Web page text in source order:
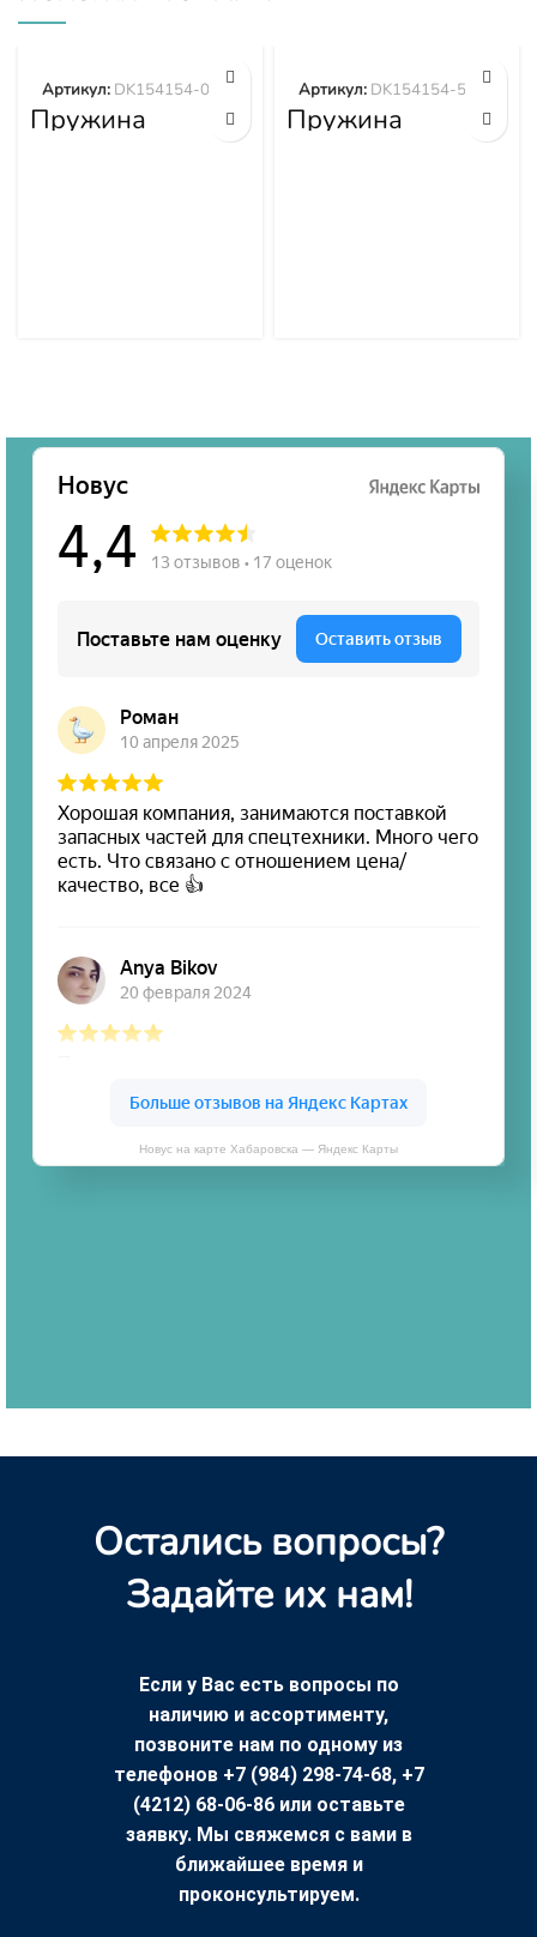
Пружина
DK154154-0701
Артикул: DK154154-0701
Пружина
DK154154-5200
Артикул: DK154154-5200
Новус на карте Хабаровска — Яндекс Карты
Остались вопросы?
Задайте их нам!
Если у Вас есть вопросы по
наличию и ассортименту,
позвоните нам по одному из
телефонов +7 (984) 298-74-68, +7
(4212) 68-06-86 или оставьте
заявку. Мы свяжемся с вами в
ближайшее время и
проконсультируем.